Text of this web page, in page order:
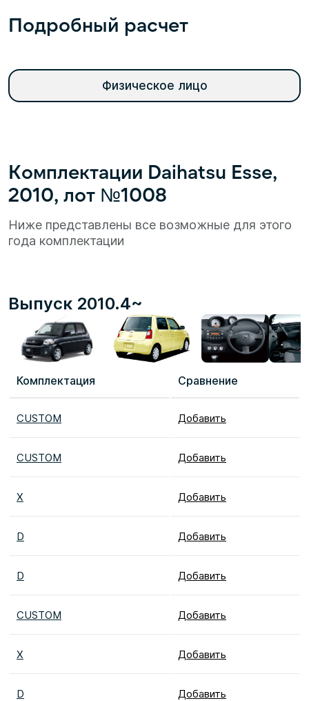
Подробный расчет
Физическое лицо
Комплектации Daihatsu Esse,
2010, лот №1008
Ниже представлены все возможные для этого
года комплектации
Выпуск 2010.4~
Комплектация Сравнение
CUSTOM Добавить
CUSTOM Добавить
X Добавить
D Добавить
D Добавить
CUSTOM Добавить
X Добавить
D Добавить